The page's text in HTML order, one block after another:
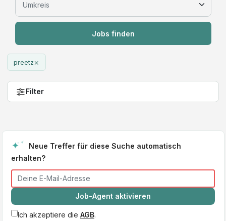
Jobs finden
preetz×
Filter
Neue Treffer für diese Suche automatisch
erhalten?
Job-Agent aktivieren
Ich akzeptiere die AGB.